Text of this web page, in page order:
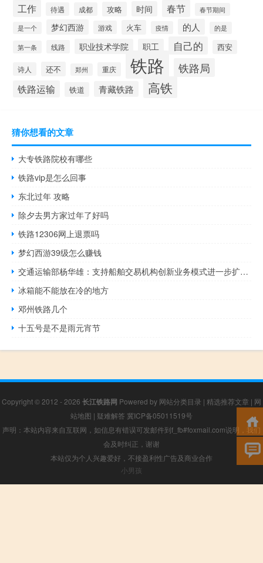
工作 待遇 成都 攻略 时间 春节 春节期间
是一个 梦幻西游 游戏 火车 疫情 的人 的是
第一条 线路 职业技术学院 职工 自己的 西安
诗人 还不 郑州 重庆 铁路 铁路局
铁路运输 铁道 青藏铁路 高铁
猜你想看的文章
大专铁路院校有哪些
铁路vip是怎么回事
东北过年 攻略
除夕去男方家过年了好吗
铁路12306网上退票吗
梦幻西游39级怎么赚钱
交通运输部杨华雄：支持船舶交易机构创新业务模式进一步扩大市场份额
冰箱能不能放在冷的地方
邓州铁路几个
十五号是不是雨元宵节
Copyright © 2012 - 2026 长江铁路网 Powered by 网站分类目录 | 精选推荐文章 | 网
站地图 | 疑难解答 冀ICP备05011519号
声明：本站内容来自互联网，如信息有错误可发邮件到f_fb#foxmail.com说明，我们
会及时纠正，谢谢
本站仅为个人兴趣爱好，不接盈利性广告及商业合作
小男孩